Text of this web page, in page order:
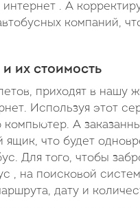
. А
компаний,
их стоимость
приходят в нашу
Используя этот
А
что будет
Для того, чтобы
, на поисковой
дату и